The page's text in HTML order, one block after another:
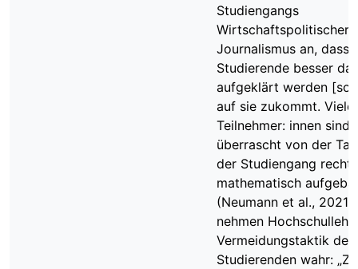
Studiengangs
Wirtschaftspolitischer
Journalismus an, dass
Studierende besser
aufgeklärt werden
auf sie zukommt. Viele
Teilnehmer: innen sind
überrascht von der
der Studiengang recht
mathematisch
(Neumann et al., 2021,
nehmen
Vermeidungstaktik der
Studierenden wahr: